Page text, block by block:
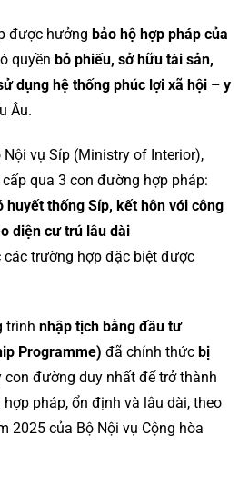
được hưởng bảo hộ hợp pháp của
quyền bỏ phiếu, sở hữu tài sản,
dụng hệ thống phúc lợi xã hội – y
Âu.
vụ Síp (Ministry of Interior),
qua 3 con đường hợp pháp:
huyết thống Síp, kết hôn với công
diện cư trú lâu dài
các trường hợp đặc biệt được
trình nhập tịch bằng đầu tư
Programme) đã chính thức bị
con đường duy nhất để trở thành
pháp, ổn định và lâu dài, theo
2025 của Bộ Nội vụ Cộng hòa